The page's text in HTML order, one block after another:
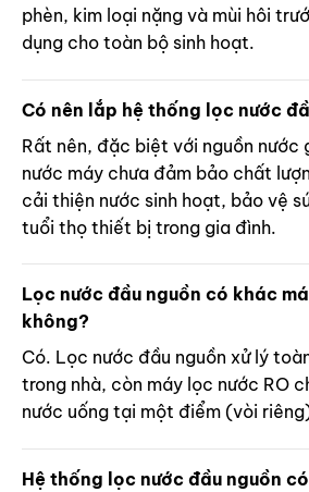
phèn, kim loại nặng và mùi hôi
dụng cho toàn bộ sinh hoạt.
Có nên lắp hệ thống lọc nước
Rất nên, đặc biệt với nguồn nước
nước máy chưa đảm bảo chất
cải thiện nước sinh hoạt, bảo vệ
tuổi thọ thiết bị trong gia đình.
Lọc nước đầu nguồn có khác
không?
Có. Lọc nước đầu nguồn xử lý
trong nhà, còn máy lọc nước RO
nước uống tại một điểm (vòi
Hệ thống lọc nước đầu nguồn